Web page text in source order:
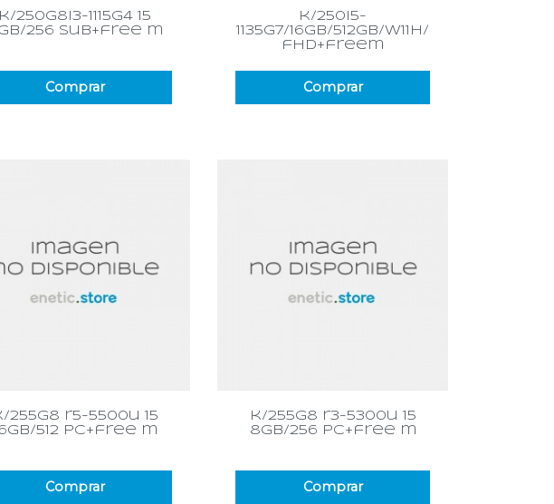
Vista rápida
k/250g8i3-1115g4 15
256 sub+free m
Comprar
Vista rápida
k/250i5-
1135g7/16gb/512gb/w11h/
fhd+freem
Comprar
Vista rápida
255g8 r5-5500u 15
512 pc+free m
Comprar
Vista rápida
k/255g8 r3-5300u 15
8gb/256 pc+free m
Comprar